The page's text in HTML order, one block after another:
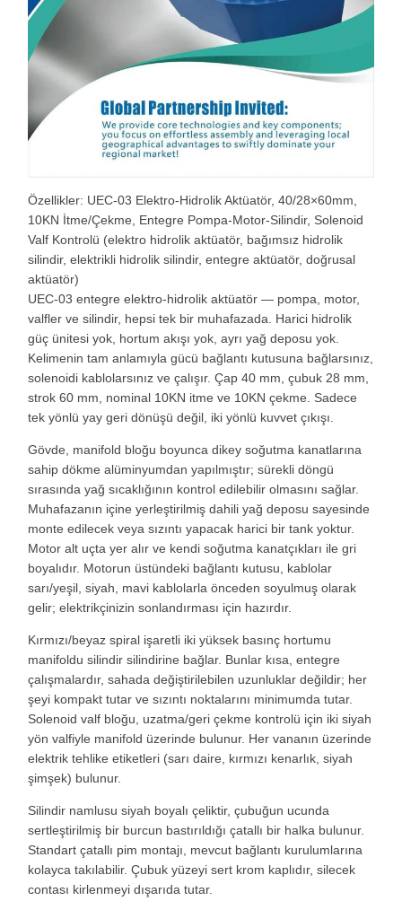
Özellikler: UEC-03 Elektro-Hidrolik Aktüatör, 40/28×60mm,
10KN İtme/Çekme, Entegre Pompa-Motor-Silindir, Solenoid
Valf Kontrolü (elektro hidrolik aktüatör, bağımsız hidrolik
silindir, elektrikli hidrolik silindir, entegre aktüatör, doğrusal
aktüatör)
UEC-03 entegre elektro-hidrolik aktüatör — pompa, motor,
valfler ve silindir, hepsi tek bir muhafazada. Harici hidrolik
güç ünitesi yok, hortum akışı yok, ayrı yağ deposu yok.
Kelimenin tam anlamıyla gücü bağlantı kutusuna bağlarsınız,
solenoidi kablolarsınız ve çalışır. Çap 40 mm, çubuk 28 mm,
strok 60 mm, nominal 10KN itme ve 10KN çekme. Sadece
tek yönlü yay geri dönüşü değil, iki yönlü kuvvet çıkışı.
Gövde, manifold bloğu boyunca dikey soğutma kanatlarına
sahip dökme alüminyumdan yapılmıştır; sürekli döngü
sırasında yağ sıcaklığının kontrol edilebilir olmasını sağlar.
Muhafazanın içine yerleştirilmiş dahili yağ deposu sayesinde
monte edilecek veya sızıntı yapacak harici bir tank yoktur.
Motor alt uçta yer alır ve kendi soğutma kanatçıkları ile gri
boyalıdır. Motorun üstündeki bağlantı kutusu, kablolar
sarı/yeşil, siyah, mavi kablolarla önceden soyulmuş olarak
gelir; elektrikçinizin sonlandırması için hazırdır.
Kırmızı/beyaz spiral işaretli iki yüksek basınç hortumu
manifoldu silindir silindirine bağlar. Bunlar kısa, entegre
çalışmalardır, sahada değiştirilebilen uzunluklar değildir; her
şeyi kompakt tutar ve sızıntı noktalarını minimumda tutar.
Solenoid valf bloğu, uzatma/geri çekme kontrolü için iki siyah
yön valfiyle manifold üzerinde bulunur. Her vananın üzerinde
elektrik tehlike etiketleri (sarı daire, kırmızı kenarlık, siyah
şimşek) bulunur.
Silindir namlusu siyah boyalı çeliktir, çubuğun ucunda
sertleştirilmiş bir burcun bastırıldığı çatallı bir halka bulunur.
Standart çatallı pim montajı, mevcut bağlantı kurulumlarına
kolayca takılabilir. Çubuk yüzeyi sert krom kaplıdır, silecek
contası kirlenmeyi dışarıda tutar.